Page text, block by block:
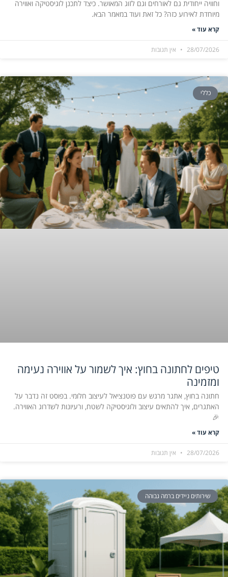
וחוויה ייחודית גם לאורחים וגם לזוג המאושר. כיצד לתכנן לוגיסטיקה ואווירה
מיוחדת לאירוע כזה? כל זאת ועוד במאמר הבא.
קרא עוד »
28/07/2026 אין תגובות
כללי
טיפים לחתונה בחוץ: איך לשמור על אווירה נעימה
ומזמינה
חתונה בחוץ, אתגר מרגש עם פוטנציאל לעיצוב חלומי. בפוסט זה נדבר על
האתגרים, איך להתאים עיצוב ולוגיסטיקה לשטח, ורעיונות לשדרוג האווירה.
🎉
קרא עוד »
28/07/2026 אין תגובות
שירותים ניידים ברמה גבוהה